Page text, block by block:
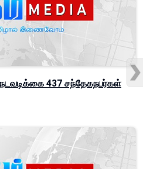
437 சந்தேகநபர்கள்